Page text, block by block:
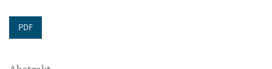
PDF